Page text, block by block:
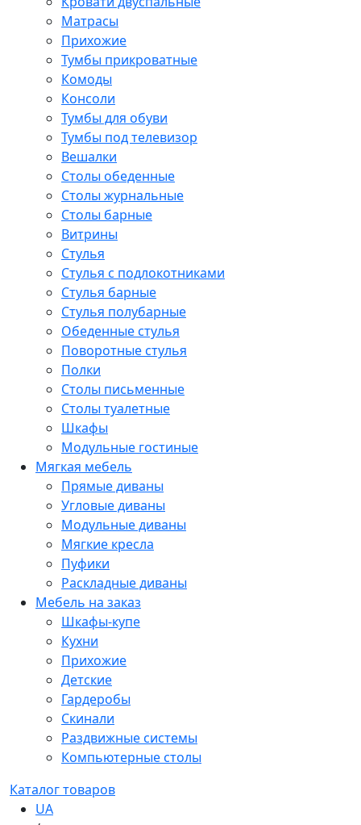
Матрасы
Прихожие
Тумбы прикроватные
Комоды
Консоли
Тумбы для обуви
Тумбы под телевизор
Вешалки
Столы обеденные
Столы журнальные
Столы барные
Витрины
Стулья
Стулья с подлокотниками
Стулья барные
Стулья полубарные
Обеденные стулья
Поворотные стулья
Полки
Столы письменные
Столы туалетные
Шкафы
Модульные гостиные
Мягкая мебель
Прямые диваны
Угловые диваны
Модульные диваны
Мягкие кресла
Пуфики
Раскладные диваны
Мебель на заказ
Шкафы-купе
Кухни
Прихожие
Детские
Гардеробы
Скинали
Раздвижные системы
Компьютерные столы
Каталог товаров
UA